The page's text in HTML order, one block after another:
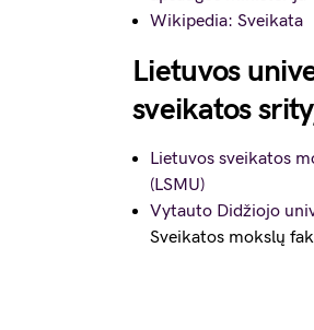
Wikipedia: Sveikata
Lietuvos
sveikatos
Lietuvos sveikatos
(LSMU)
Vytauto Didžiojo
Sveikatos mokslų